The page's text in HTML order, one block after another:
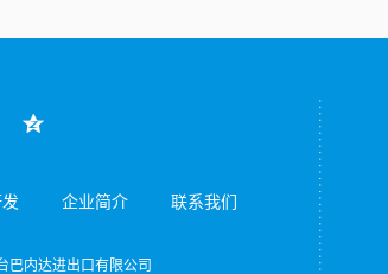
企业简介 联系我们
内达进出口有限公司